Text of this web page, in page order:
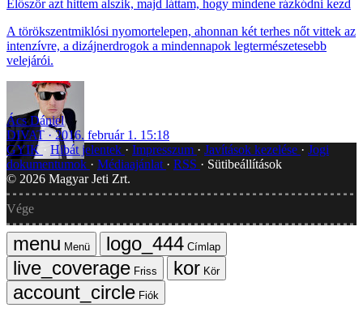
Először azt hittem alszik, majd láttam, hogy mindene rázkódni kezd
A törökszentmiklósi nyomortelepen, ahonnan két terhes nőt vittek az
intenzívre, a dizájnerdrogok a mindennapok legtermészetesebb
velejárói.
Ács Dániel
DIVAT
2016. február 1. 15:18
GYIK
Hibát jelentek Impresszum Javítások kezelése
Jogi
dokumentumok
Médiaajánlat RSS
Sütibeállítások
© 2026 Magyar Jeti Zrt.
Vége
Menü
Címlap
Friss
Kör
Fiók